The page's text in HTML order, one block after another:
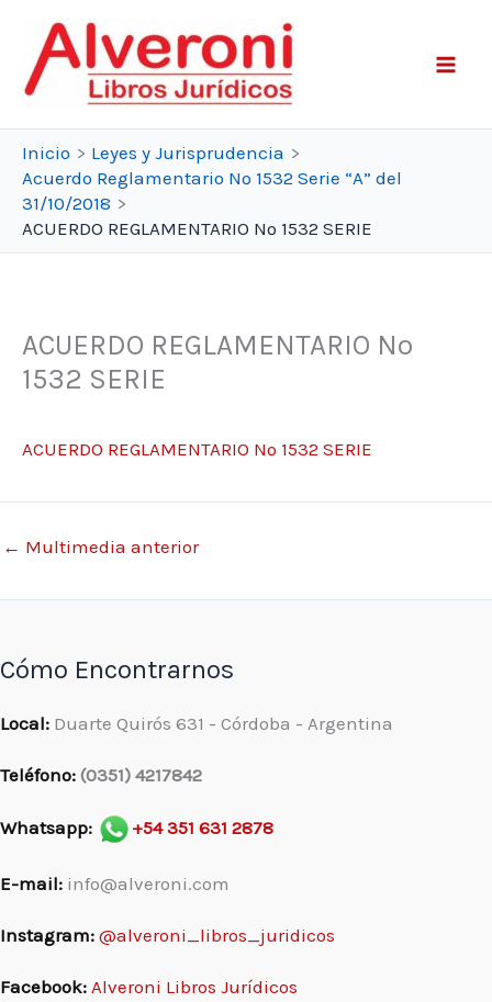
contenido
Inicio
Leyes y Jurisprudencia
Acuerdo Reglamentario Nº 1532 Serie “A” del
31/10/2018
ACUERDO REGLAMENTARIO Nº 1532 SERIE
ACUERDO REGLAMENTARIO Nº
1532 SERIE
ACUERDO REGLAMENTARIO Nº 1532 SERIE
← Multimedia anterior
Cómo Encontrarnos
Local: Duarte Quirós 631 - Córdoba - Argentina
Teléfono: (0351) 4217842
Whatsapp: +54 351 631 2878
E-mail: info@alveroni.com
Instagram: @alveroni_libros_juridicos
Facebook: Alveroni Libros Jurídicos